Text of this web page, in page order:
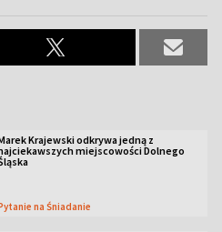
Krajewski odkrywa jedną z
miejscowości Dolnego
Pytanie na Śniadanie